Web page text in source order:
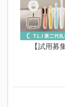
【試用募